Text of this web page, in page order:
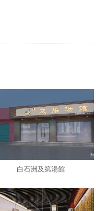
白石洲及第湯館